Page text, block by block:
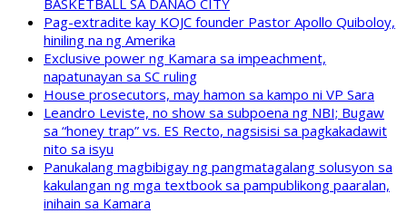
BASKETBALL SA DANAO CITY
Pag-extradite kay KOJC founder Pastor Apollo Quiboloy,
hiniling na ng Amerika
Exclusive power ng Kamara sa impeachment,
napatunayan sa SC ruling
House prosecutors, may hamon sa kampo ni VP Sara
Leandro Leviste, no show sa subpoena ng NBI; Bugaw
sa “honey trap” vs. ES Recto, nagsisisi sa pagkakadawit
nito sa isyu
Panukalang magbibigay ng pangmatagalang solusyon sa
kakulangan ng mga textbook sa pampublikong paaralan,
inihain sa Kamara